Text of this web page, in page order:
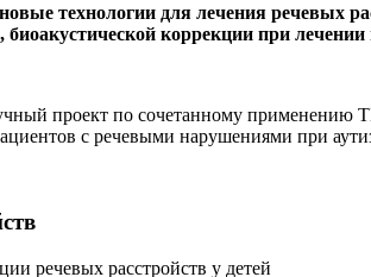
технологии для лечения речевых
коррекции при лечении
проект по сочетанному
с речевыми нарушениями при